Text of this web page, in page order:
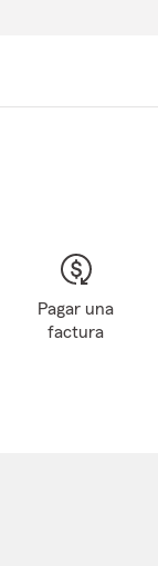
Pagar una
factura